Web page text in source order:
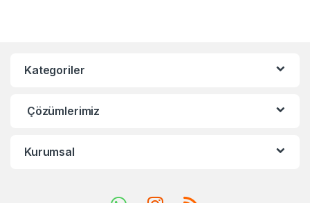
Kategoriler
Çözümlerimiz
Kurumsal